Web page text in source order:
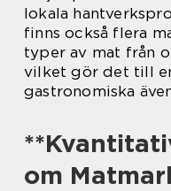
lokala
finns också flera
typer av mat från
vilket gör det till
gastronomiska
om